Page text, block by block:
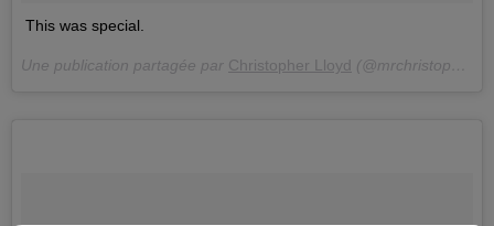
This was special.
Une publication partagée par Christopher Lloyd (@mrchristopherlloyd) le